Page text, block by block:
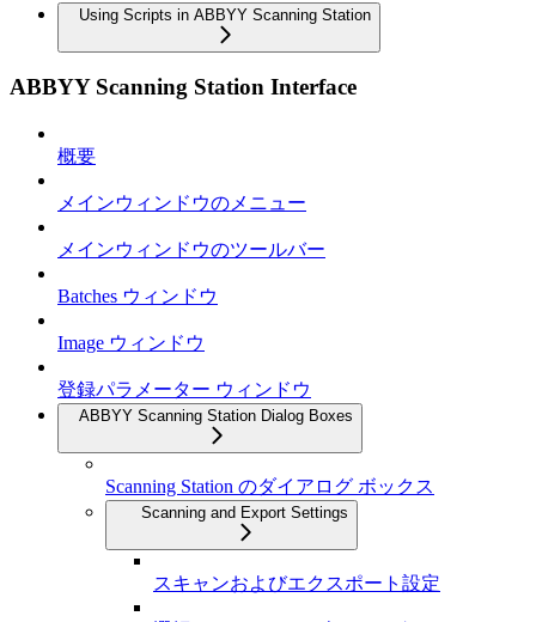
Using Scripts in ABBYY Scanning Station
ABBYY Scanning Station Interface
概要
メインウィンドウのメニュー
メインウィンドウのツールバー
Batches ウィンドウ
Image ウィンドウ
登録パラメーター ウィンドウ
ABBYY Scanning Station Dialog Boxes
Scanning Station のダイアログ ボックス
Scanning and Export Settings
スキャンおよびエクスポート設定